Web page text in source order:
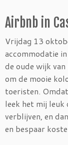
Airbnb in
Vrijdag 13
accommodatie
de oude wijk
om de mooie
toeristen.
leek het mij leuk
verblijven, en
en bespaar